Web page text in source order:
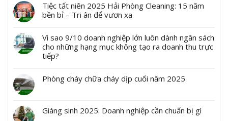
Tiệc tất niên 2025 Hải Phòng Cleaning: 15 năm
bền bỉ – Tri ân để vươn xa
Vì sao 9/10 doanh nghiệp lớn luôn dành ngân sách
cho những hạng mục không tạo ra doanh thu trực
tiếp?
Phòng cháy chữa cháy dịp cuối năm 2025
Giáng sinh 2025: Doanh nghiệp cần chuẩn bị gì